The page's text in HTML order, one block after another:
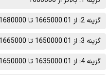
گزینه 2: از 1665000.01 تا 1680000
گزینه 3: از 1650000.01 تا 1665000
گزینه 4: از 1635000.01 تا 1650000